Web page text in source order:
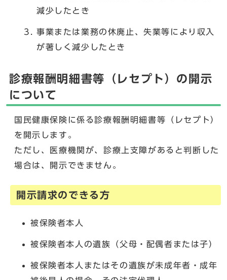
減少したとき
事業または業務の休廃止、失業等により収入
が著しく減少したとき
診療報酬明細書等（レセプト）の開示
について
国民健康保険に係る診療報酬明細書等（レセプト）
を開示します。
ただし、医療機関が、診療上支障があると判断した
場合は、開示できません。
開示請求のできる方
被保険者本人
被保険者本人の遺族（父母・配偶者または子）
被保険者本人またはその遺族が未成年者・成年